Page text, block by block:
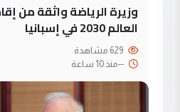
وزيرة الرياضة واثقة من
العالم 2030 في إسبانيا
--منذ 10 ساعة